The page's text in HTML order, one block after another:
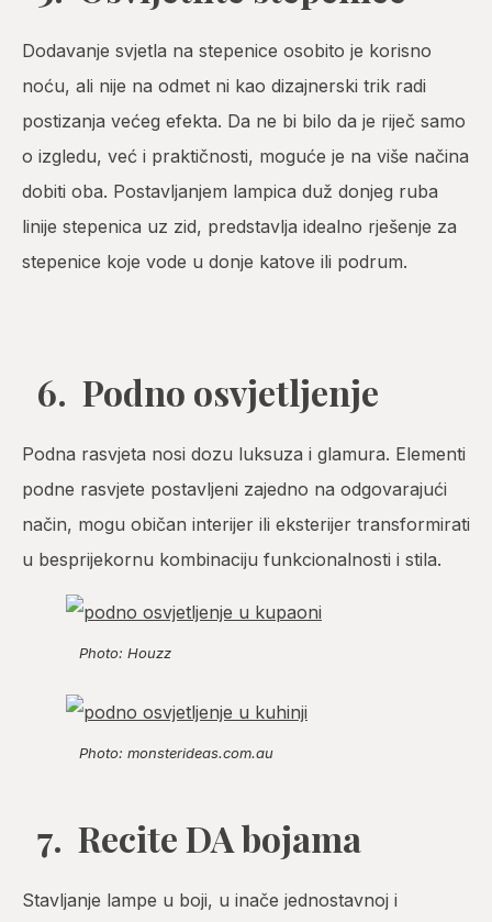
Dodavanje svjetla na stepenice osobito je korisno
noću, ali nije na odmet ni kao dizajnerski trik radi
postizanja većeg efekta. Da ne bi bilo da je riječ samo
o izgledu, već i praktičnosti, moguće je na više načina
dobiti oba. Postavljanjem lampica duž donjeg ruba
linije stepenica uz zid, predstavlja idealno rješenje za
stepenice koje vode u donje katove ili podrum.
6. Podno osvjetljenje
Podna rasvjeta nosi dozu luksuza i glamura. Elementi
podne rasvjete postavljeni zajedno na odgovarajući
način, mogu običan interijer ili eksterijer transformirati
u besprijekornu kombinaciju funkcionalnosti i stila.
Photo: Houzz
Photo: monsterideas.com.au
7. Recite DA bojama
Stavljanje lampe u boji, u inače jednostavnoj i